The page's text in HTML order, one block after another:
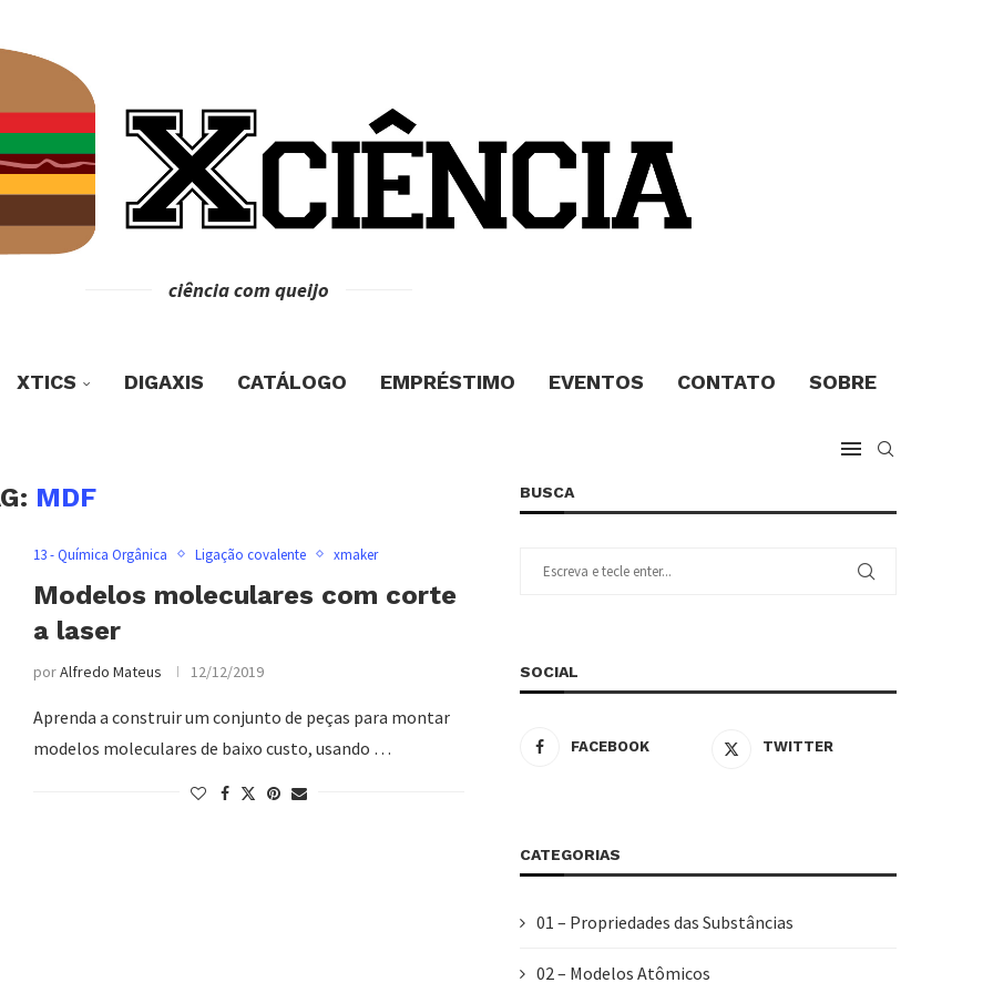
ciência com queijo
XTICS DIGAXIS CATÁLOGO EMPRÉSTIMO EVENTOS CONTATO SOBRE
MDF
13 - Química Orgânica Ligação covalente xmaker
Modelos moleculares com corte
a laser
porAlfredo Mateus 12/12/2019
Aprenda a construir um conjunto de peças para montar
modelos moleculares de baixo custo, usando …
BUSCA
SOCIAL
FACEBOOK TWITTER
CATEGORIAS
01 – Propriedades das Substâncias
02 – Modelos Atômicos